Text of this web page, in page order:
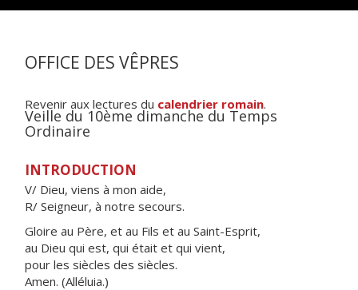
OFFICE DES VÊPRES
Revenir aux lectures du calendrier romain.
Veille du 10ème dimanche du Temps
Ordinaire
INTRODUCTION
V/ Dieu, viens à mon aide,
R/ Seigneur, à notre secours.
Gloire au Père, et au Fils et au Saint-Esprit,
au Dieu qui est, qui était et qui vient,
pour les siècles des siècles.
Amen. (Alléluia.)